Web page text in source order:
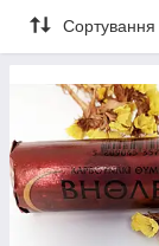
Сортування